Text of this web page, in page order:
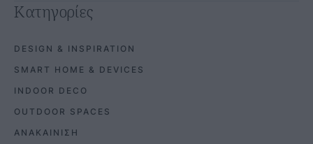
Κατηγορίες
DESIGN & INSPIRATION
SMART HOME & DEVICES
INDOOR DECO
OUTDOOR SPACES
ΑΝΑΚΑΙΝΙΣΗ